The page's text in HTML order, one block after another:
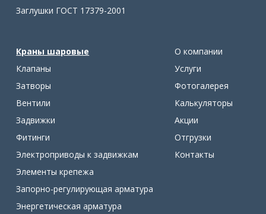
Заглушки ГОСТ 17379-2001
Краны шаровые
Клапаны
Затворы
Вентили
Задвижки
Фитинги
Электроприводы к задвижкам
Элементы крепежа
Запорно-регулирующая арматура
Энергетическая арматура
О компании
Услуги
Фотогалерея
Калькуляторы
Акции
Отгрузки
Контакты